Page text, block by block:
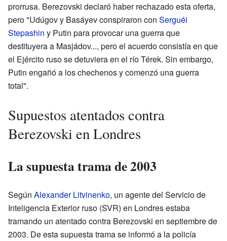
prorrusa. Berezovski declaró haber rechazado esta oferta,
pero "Udúgov y Basáyev conspiraron con Serguéi
Stepashin y Putin para provocar una guerra que
destituyera a Masjádov..., pero el acuerdo consistía en que
el Ejército ruso se detuviera en el río Térek. Sin embargo,
Putin engañó a los chechenos y comenzó una guerra
total".
Supuestos atentados contra
Berezovski en Londres
La supuesta trama de 2003
Según Alexander Litvinenko, un agente del Servicio de
Inteligencia Exterior ruso (SVR) en Londres estaba
tramando un atentado contra Berezovski en septiembre de
2003. De esta supuesta trama se informó a la policía